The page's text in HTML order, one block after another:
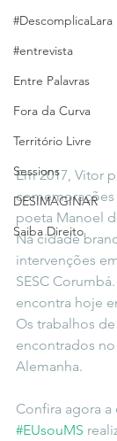
#DescomplicaLara
#entrevista
Entre Palavras
Fora da Curva
Território Livre
Sessions
DESIMAGINAR
Saiba Direito
Em 2017, Vitor
poeta Manoel
Na cidade
intervenções
SESC
encontra hoje
Os trabalhos
encontrados
Alemanha.
Confira agora
#EUsouMS